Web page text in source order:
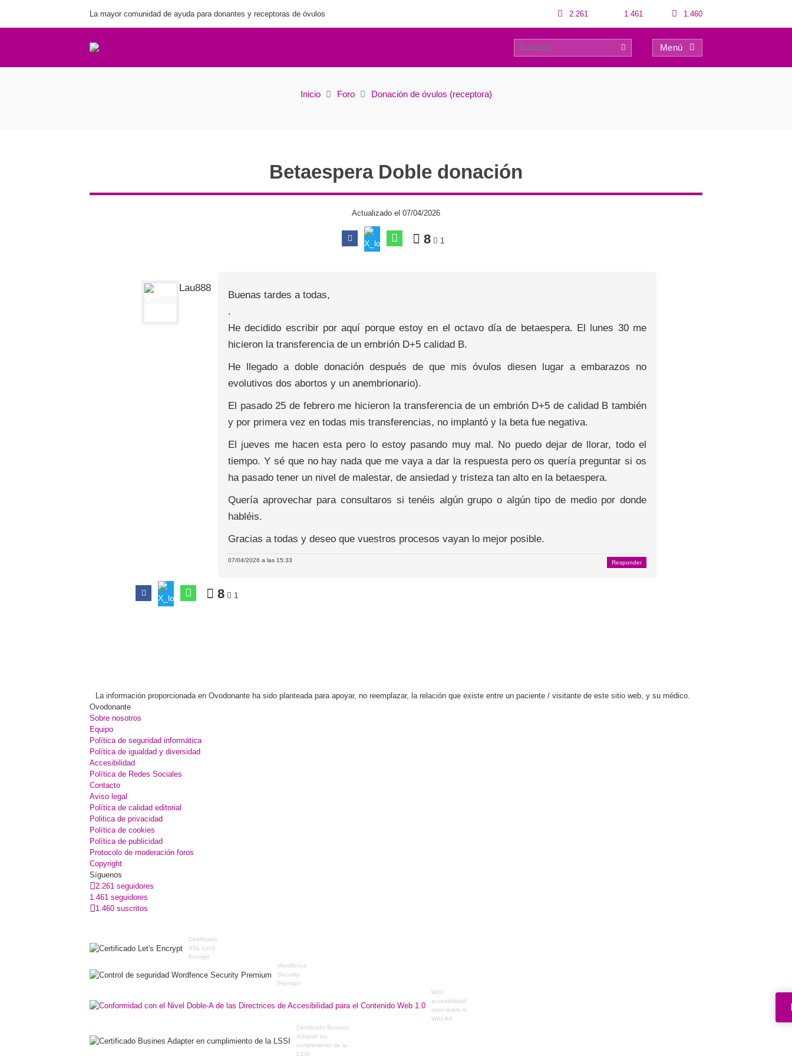
La mayor comunidad de ayuda para donantes y receptoras de óvulos 2.261 1.461 1.460
Menú
Betaespera Doble donación
7 0
Inicio Foro Donación de óvulos (receptora)
Betaespera Doble donación
Actualizado el 07/04/2026
8 1
Lau888
Buenas tardes a todas,
.
He decidido escribir por aquí porque estoy en el octavo día de betaespera. El lunes 30 me
hicieron la transferencia de un embrión D+5 calidad B.
He llegado a doble donación después de que mis óvulos diesen lugar a embarazos no
evolutivos dos abortos y un anembrionario).
El pasado 25 de febrero me hicieron la transferencia de un embrión D+5 de calidad B también
y por primera vez en todas mis transferencias, no implantó y la beta fue negativa.
El jueves me hacen esta pero lo estoy pasando muy mal. No puedo dejar de llorar, todo el
tiempo. Y sé que no hay nada que me vaya a dar la respuesta pero os quería preguntar si os
ha pasado tener un nivel de malestar, de ansiedad y tristeza tan alto en la betaespera.
Quería aprovechar para consultaros si tenéis algún grupo o algún tipo de medio por donde
habléis.
Gracias a todas y deseo que vuestros procesos vayan lo mejor posible.
07/04/2026 a las 15:33 Responder
8 1
La información proporcionada en Ovodonante ha sido planteada para apoyar, no reemplazar, la relación que existe entre un paciente / visitante de este sitio web, y su médico.
Ovodonante
Sobre nosotros
Equipo
Política de seguridad informática
Política de igualdad y diversidad
Accesibilidad
Política de Redes Sociales
Contacto
Aviso legal
Política de calidad editorial
Politica de privacidad
Política de cookies
Política de publicidad
Protocolo de moderación foros
Copyright
Síguenos
2.261 seguidores
1.461 seguidores
1.460 suscritos
Certificado
SSL Let's
Encrypt
Wordfence
Security
Premium
W3C
accesibilidad
nivel doble A,
WAI-AA
Certificado Busines
Adapter en
cumplimiento de la
LSSI